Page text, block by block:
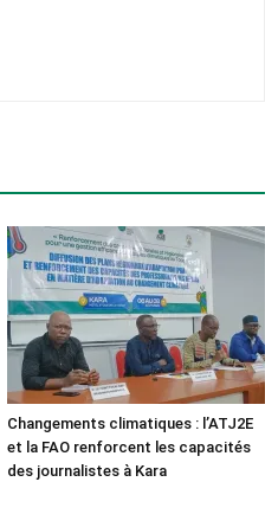
Changements climatiques : l’ATJ2E
et la FAO renforcent les capacités
des journalistes à Kara